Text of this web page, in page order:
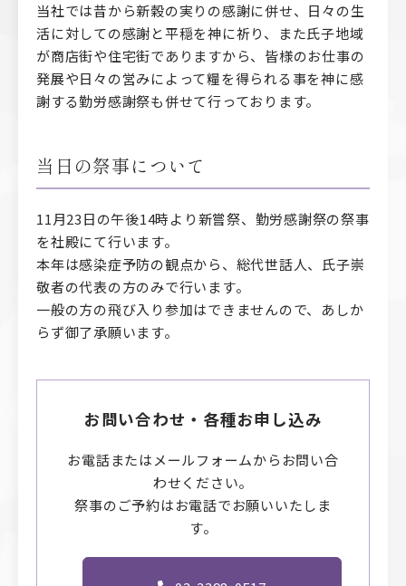
当社では昔から新穀の実りの感謝に併せ、日々の生
活に対しての感謝と平穏を神に祈り、また氏子地域
が商店街や住宅街でありますから、皆様のお仕事の
発展や日々の営みによって糧を得られる事を神に感
謝する勤労感謝祭も併せて行っております。
当日の祭事について
11月23日の午後14時より新嘗祭、勤労感謝祭の祭事
を社殿にて行います。
本年は感染症予防の観点から、総代世話人、氏子崇
敬者の代表の方のみで行います。
一般の方の飛び入り参加はできませんので、あしか
らず御了承願います。
お問い合わせ・各種お申し込み
お電話またはメールフォームからお問い合
わせください。
祭事のご予約はお電話でお願いいたしま
す。